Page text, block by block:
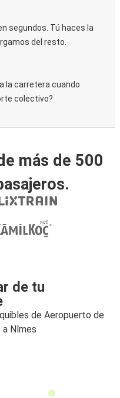
segundos. Tú haces la
del resto.
la carretera cuando
colectivo?
más de 500
de tu
de Aeropuerto de
a Nîmes